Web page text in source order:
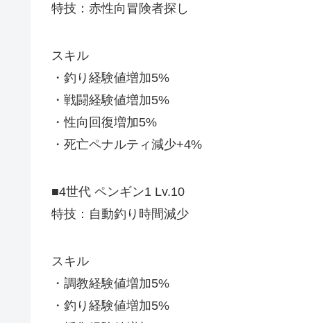
特技：赤性向冒険者探し
スキル
・釣り経験値増加5%
・戦闘経験値増加5%
・性向回復増加5%
・死亡ペナルティ減少+4%
■4世代 ペンギン1 Lv.10
特技：自動釣り時間減少
スキル
・調教経験値増加5%
・釣り経験値増加5%